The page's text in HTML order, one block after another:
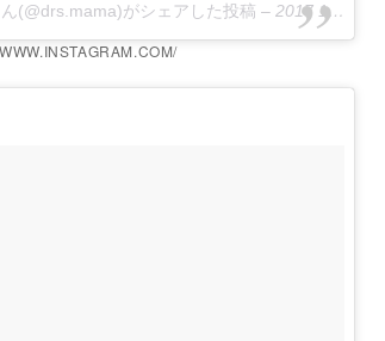
(@drs.mama)がシェアした投稿 – 2017 11月 4 9:20午前 PDT